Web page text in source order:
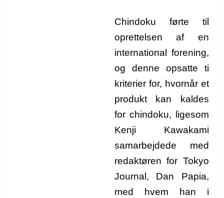
Chindoku førte til
oprettelsen af en
international forening,
og denne opsatte ti
kriterier for, hvornår et
produkt kan kaldes
for chindoku, ligesom
Kenji Kawakami
samarbejdede med
redaktøren for Tokyo
Journal, Dan Papia,
med hvem han i